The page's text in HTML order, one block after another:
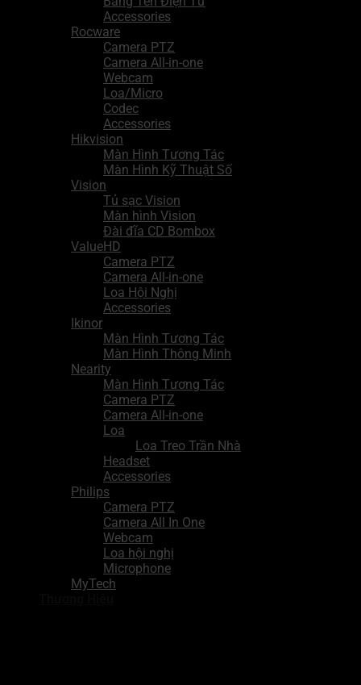
Accessories
Rocware
Camera PTZ
Camera All-in-one
Webcam
Loa/Micro
Codec
Accessories
Hikvision
Màn Hình Tương Tác
Màn Hình Kỹ Thuật Số
Vision
Tủ sạc Vision
Màn hình Vision
Đài đĩa CD Bombox
ValueHD
Camera PTZ
Camera All-in-one
Loa Hội Nghị
Accessories
Ikinor
Màn Hình Tương Tác
Màn Hình Thông Minh
Nearity
Màn Hình Tương Tác
Camera PTZ
Camera All-in-one
Loa
Loa Treo Trần Nhà
Headset
Accessories
Philips
Camera PTZ
Camera All In One
Webcam
Loa hội nghị
Microphone
MyTech